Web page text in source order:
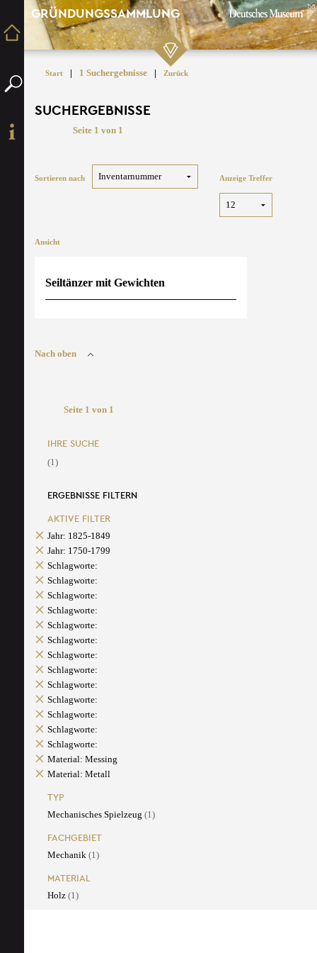
GRÜNDUNGSSAMMLUNG
Start | 1 Suchergebnisse | Zurück
SUCHERGEBNISSE
Seite 1 von 1
Sortieren nach Anzeige Treffer
Ansicht
Seiltänzer mit Gewichten
Nach oben
Seite 1 von 1
IHRE SUCHE
(1)
ERGEBNISSE FILTERN
AKTIVE FILTER
Jahr: 1825-1849
Jahr: 1750-1799
Schlagworte:
Schlagworte:
Schlagworte:
Schlagworte:
Schlagworte:
Schlagworte:
Schlagworte:
Schlagworte:
Schlagworte:
Schlagworte:
Schlagworte:
Schlagworte:
Schlagworte:
Material: Messing
Material: Metall
TYP
Mechanisches Spielzeug (1)
FACHGEBIET
Mechanik (1)
MATERIAL
Holz (1)